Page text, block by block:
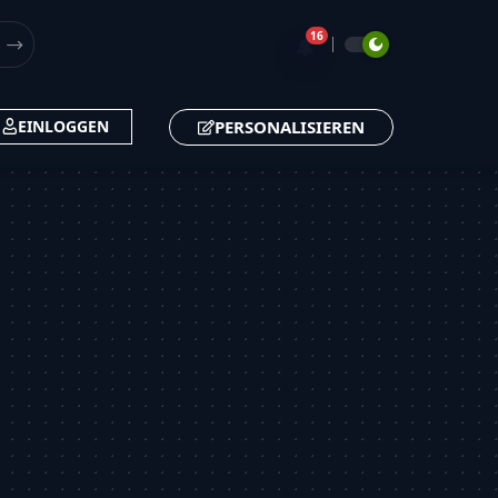
🔔16
EINLOGGEN PERSONALISIEREN